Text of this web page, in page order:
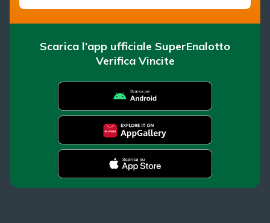
Scarica l’app ufficiale SuperEnalotto
Verifica Vincite
SuperEnalotto
News